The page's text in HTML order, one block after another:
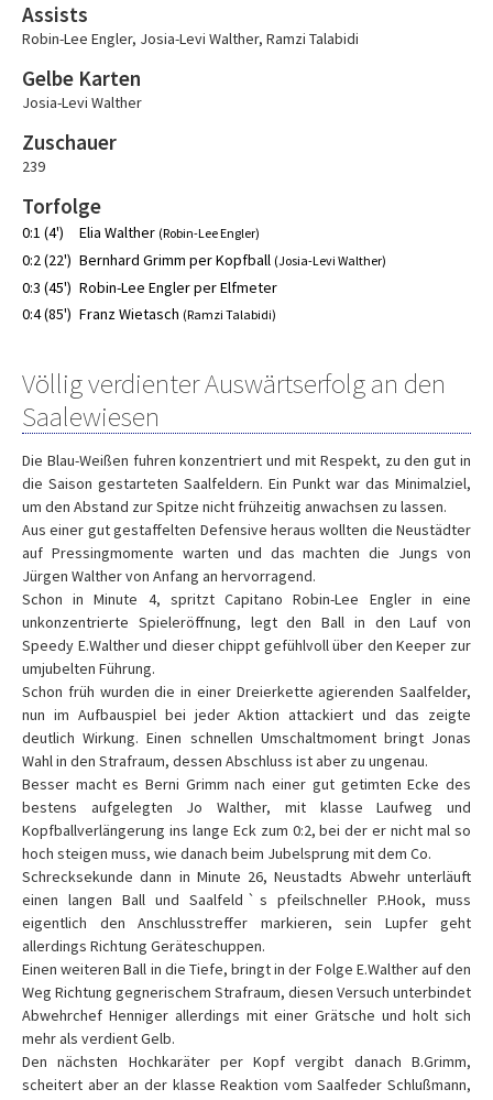
Assists
Robin-Lee Engler, Josia-Levi Walther, Ramzi Talabidi
Gelbe Karten
Josia-Levi Walther
Zuschauer
239
Torfolge
0:1 (4') Elia Walther (Robin-Lee Engler)
0:2 (22') Bernhard Grimm per Kopfball (Josia-Levi Walther)
0:3 (45') Robin-Lee Engler per Elfmeter
0:4 (85') Franz Wietasch (Ramzi Talabidi)
Völlig verdienter Auswärtserfolg an den
Saalewiesen
Die Blau-Weißen fuhren konzentriert und mit Respekt, zu den gut in
die Saison gestarteten Saalfeldern. Ein Punkt war das Minimalziel,
um den Abstand zur Spitze nicht frühzeitig anwachsen zu lassen.
Aus einer gut gestaffelten Defensive heraus wollten die Neustädter
auf Pressingmomente warten und das machten die Jungs von
Jürgen Walther von Anfang an hervorragend.
Schon in Minute 4, spritzt Capitano Robin-Lee Engler in eine
unkonzentrierte Spieleröffnung, legt den Ball in den Lauf von
Speedy E.Walther und dieser chippt gefühlvoll über den Keeper zur
umjubelten Führung.
Schon früh wurden die in einer Dreierkette agierenden Saalfelder,
nun im Aufbauspiel bei jeder Aktion attackiert und das zeigte
deutlich Wirkung. Einen schnellen Umschaltmoment bringt Jonas
Wahl in den Strafraum, dessen Abschluss ist aber zu ungenau.
Besser macht es Berni Grimm nach einer gut getimten Ecke des
bestens aufgelegten Jo Walther, mit klasse Laufweg und
Kopfballverlängerung ins lange Eck zum 0:2, bei der er nicht mal so
hoch steigen muss, wie danach beim Jubelsprung mit dem Co.
Schrecksekunde dann in Minute 26, Neustadts Abwehr unterläuft
einen langen Ball und Saalfeldˋs pfeilschneller P.Hook, muss
eigentlich den Anschlusstreffer markieren, sein Lupfer geht
allerdings Richtung Geräteschuppen.
Einen weiteren Ball in die Tiefe, bringt in der Folge E.Walther auf den
Weg Richtung gegnerischem Strafraum, diesen Versuch unterbindet
Abwehrchef Henniger allerdings mit einer Grätsche und holt sich
mehr als verdient Gelb.
Den nächsten Hochkaräter per Kopf vergibt danach B.Grimm,
scheitert aber an der klasse Reaktion vom Saalfeder Schlußmann,